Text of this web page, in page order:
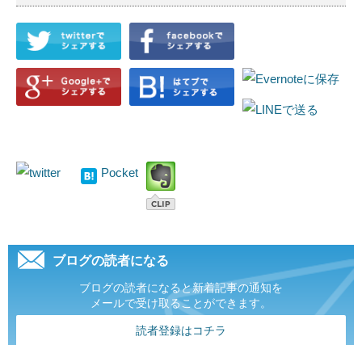
Pocket
ブログの読者になる
ブログの読者になると新着記事の通知を
メールで受け取ることができます。
読者登録はコチラ